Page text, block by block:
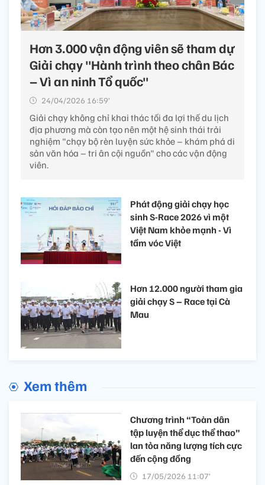
Hơn 3.000 vận động viên sẽ tham dự
Giải chạy "Hành trình theo chân Bác
– Vì an ninh Tổ quốc"
24/04/2026 16:59’
Giải chạy không chỉ khai thác tối đa lợi thế du lịch
địa phương mà còn tạo nên một hệ sinh thái trải
nghiệm "chạy bộ rèn luyện sức khỏe – khám phá di
sản văn hóa – tri ân cội nguồn" cho các vận động
viên.
Phát động giải chạy học
sinh S-Race 2026 vì một
Việt Nam khỏe mạnh - Vì
tầm vóc Việt
Hơn 12.000 người tham gia
giải chạy S – Race tại Cà
Mau
Xem thêm
Chương trình “Toàn dân
tập luyện thể dục thể thao”
lan tỏa năng lượng tích cực
đến cộng đồng
17/05/2026 11:07’